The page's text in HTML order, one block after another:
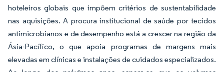
hoteleiros globais que impõem critérios de sustentabilidade
nas aquisições. A procura institucional de saúde por tecidos
antimicrobianos e de desempenho está a crescer na região da
Ásia-Pacífico, o que apoia programas de margens mais
elevadas em clínicas e instalações de cuidados especializados.